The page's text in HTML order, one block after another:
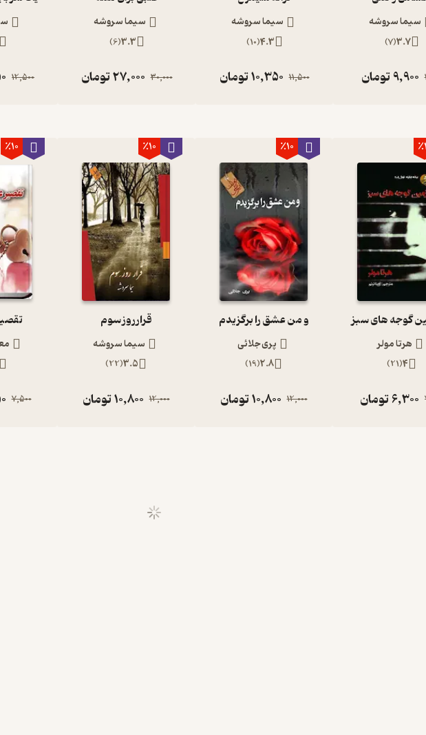
سیما سروشه
3.7
(
7
)
9,900تومان
سیما سروشه
4.3
(
10
)
11,500
10,350تومان
سیما سروشه
3.3
(
6
)
30,000
27,000تومان 12,500
گوجه های سبز
هرتا مولر
4
(
21
)
6,300تومان
٪10
و من عشق را برگزیدم
پری جلائی
2.8
(
19
)
12,000
10,800تومان
٪10
قرار روز سوم
سیما سروشه
3.5
(
22
)
12,000
10,800تومان
٪10
7,500